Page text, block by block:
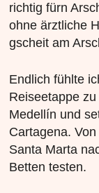
richtig fürn
ohne ärztliche
gscheit am
Endlich fühlte
Reiseetappe
Medellín und
Cartagena.
Santa Marta
Betten testen.